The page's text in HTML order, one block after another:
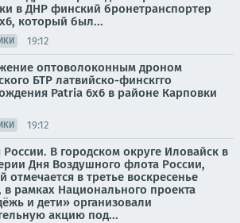
в ДНР финский бронетранспортер
который был...
19:12
оптоволоконным дроном
БТР латвийско-финскгго
Patria 6x6 в районе Карповки
19:12
В городском округе Иловайск в
Дня Воздушного флота России,
отмечается в третье воскресенье
в рамках Национального проекта
и дети» организовали
акцию под...